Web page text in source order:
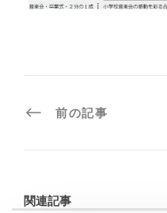
前の記事
関連記事